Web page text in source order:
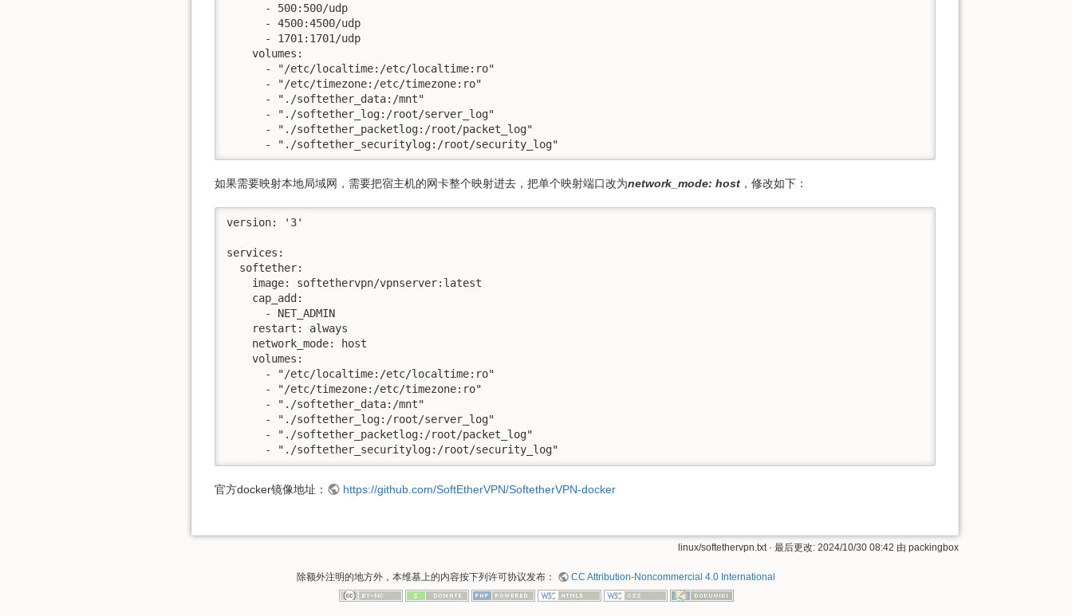
      - 500:500/udp
      - 4500:4500/udp
      - 1701:1701/udp
    volumes:
      - "/etc/localtime:/etc/localtime:ro"
      - "/etc/timezone:/etc/timezone:ro"
      - "./softether_data:/mnt"
      - "./softether_log:/root/server_log"
      - "./softether_packetlog:/root/packet_log"
      - "./softether_securitylog:/root/security_log"
如果需要映射本地局域网，需要把宿主机的网卡整个映射进去，把单个映射端口改为network_mode: host ，修改如下：
version: '3'
services:
  softether:
    image: softethervpn/vpnserver:latest
    cap_add:
      - NET_ADMIN
    restart: always
    network_mode: host
    volumes:
      - "/etc/localtime:/etc/localtime:ro"
      - "/etc/timezone:/etc/timezone:ro"
      - "./softether_data:/mnt"
      - "./softether_log:/root/server_log"
      - "./softether_packetlog:/root/packet_log"
      - "./softether_securitylog:/root/security_log"
官方docker镜像地址： https://github.com/SoftEtherVPN/SoftetherVPN-docker
linux/softethervpn.txt· 最后更改: 2024/10/30 08:42 由 packingbox
除额外注明的地方外，本维基上的内容按下列许可协议发布： CC Attribution-Noncommercial 4.0 International